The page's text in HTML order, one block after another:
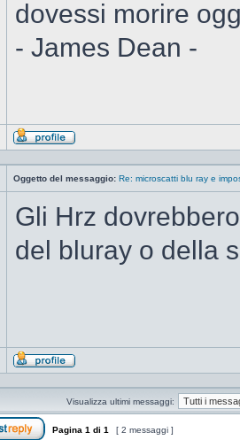
dovessi morire
- James Dean -
Profilo
Oggetto del messaggio: Re: microscatti blu ray e
Gli Hrz
del bluray o della
Profilo
Visualizza ultimi messaggi:
Pagina 1 di 1 [ 2 messaggi ]